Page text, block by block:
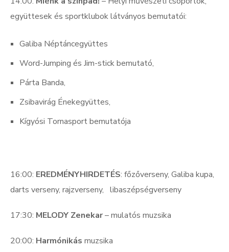
együttesek és sportklubok látványos bemutatói:
Galiba Néptáncegyüttes
Word-Jumping és Jim-stick bemutató,
Párta Banda,
Zsibavirág Énekegyüttes,
Kígyósi Tornasport bemutatója
16:00: EREDMÉNYHIRDETÉS: főzőverseny, Galiba kupa,
darts verseny, rajzverseny, libaszépségverseny
17:30: MELODY Zenekar– mulatós muzsika
20:00: Harmónikás muzsika